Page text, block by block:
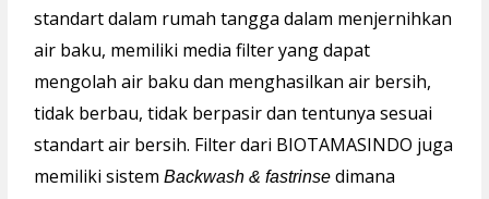
standart dalam rumah tangga dalam menjernihkan
air baku, memiliki media filter yang dapat
mengolah air baku dan menghasilkan air bersih,
tidak berbau, tidak berpasir dan tentunya sesuai
standart air bersih. Filter dari BIOTAMASINDO juga
memiliki sistemBackwash & fastrinsedimana